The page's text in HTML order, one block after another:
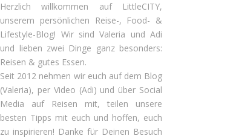
Herzlich willkommen auf LittleCITY,
unserem persönlichen Reise-, Food- &
Lifestyle-Blog! Wir sind Valeria und Adi
und lieben zwei Dinge ganz besonders:
Reisen & gutes Essen.
Seit 2012 nehmen wir euch auf dem Blog
(Valeria), per Video (Adi) und über Social
Media auf Reisen mit, teilen unsere
besten Tipps mit euch und hoffen, euch
zu inspirieren! Danke für Deinen Besuch